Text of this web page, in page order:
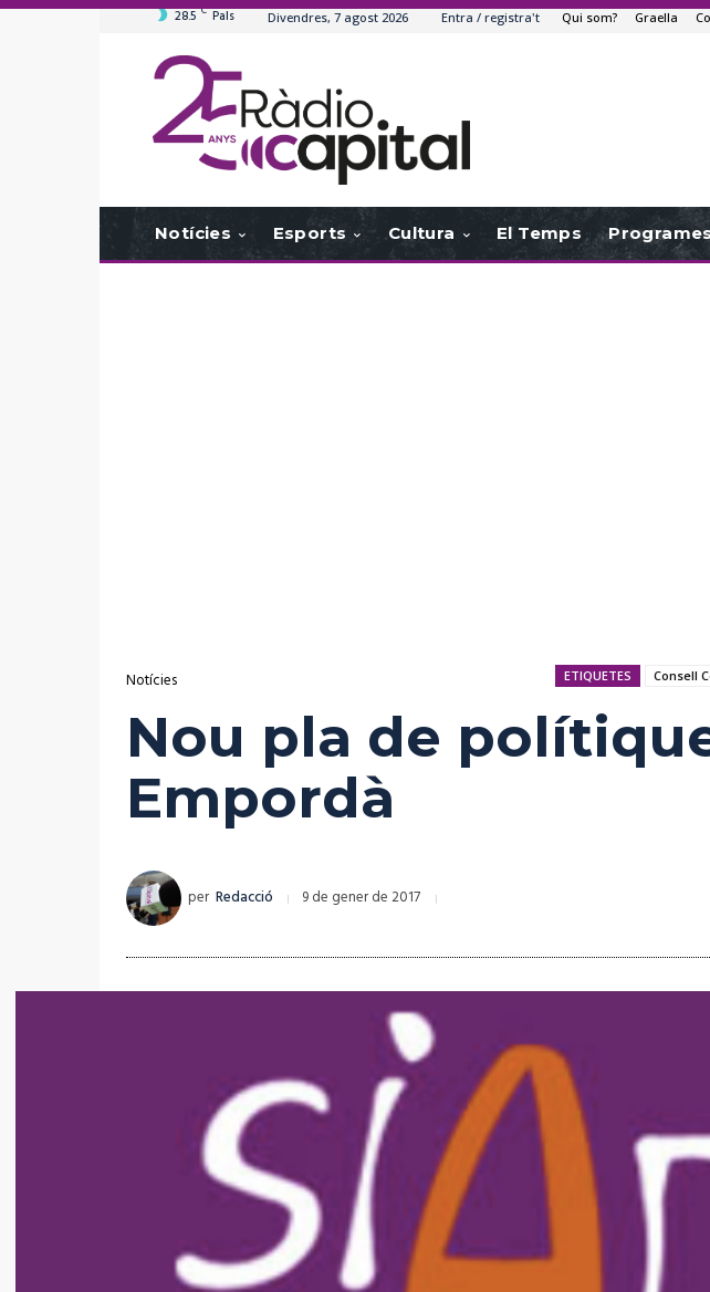
28.5 C Pals Divendres, 7 agost 2026 Entra / registra't Qui som? Graella
Notícies Esports Cultura El Temps
Notícies ETIQUETES Consell
Nou pla de
Empordà
per Redacció 9 de gener de 2017